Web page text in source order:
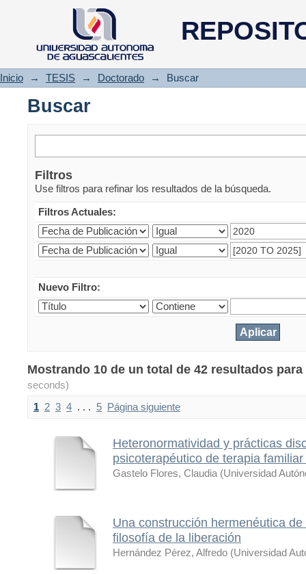
Buscar
Inicio → TESIS → Doctorado → Buscar
Buscar
Filtros
Use filtros para refinar los resultados de la búsqueda.
Filtros Actuales:
Nuevo Filtro:
Mostrando 10 de un total de 42 resultados
seconds)
1 2 3 4 . . . 5 Página siguiente
Heteronormatividad y prácticas
psicoterapéutico de terapia
Gastelo Flores, Claudia (Universidad
Una construcción hermenéutica
filosofía de la liberación
Hernández Pérez, Alfredo (Universidad